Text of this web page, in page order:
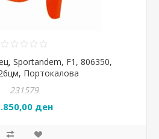
Sportandem, F1, 806350,
Портокалова
231579
ден